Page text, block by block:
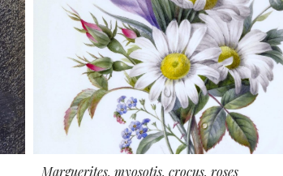
Marguerites, myosotis, crocus, roses